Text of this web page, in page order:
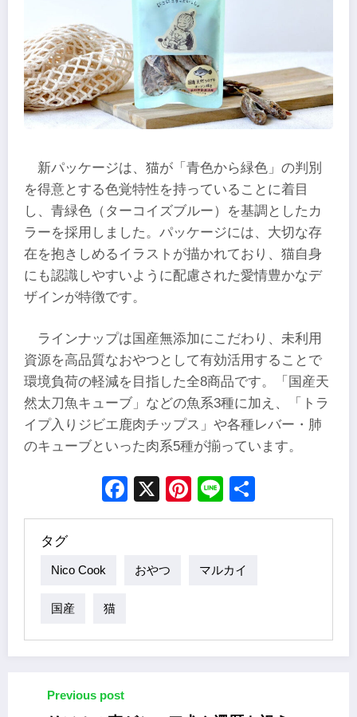
新パッケージは、猫が「青色から緑色」の判別
を得意とする色覚特性を持っていることに着目
し、青緑色（ターコイズブルー）を基調としたカ
ラーを採用しました。パッケージには、大切な存
在を抱きしめるイラストが描かれており、猫自身
にも認識しやすいように配慮された愛情豊かなデ
ザインが特徴です。
ラインナップは国産無添加にこだわり、未利用
資源を高品質なおやつとして有効活用することで
環境負荷の軽減を目指した全8商品です。「国産天
然太刀魚キューブ」などの魚系3種に加え、「トラ
イプ入りジビエ鹿肉チップス」や各種レバー・肺
のキューブといった肉系5種が揃っています。
Facebook
X Pinterest
Line
タグ
Nico Cook おやつ マルカイ
国産 猫
Previous post